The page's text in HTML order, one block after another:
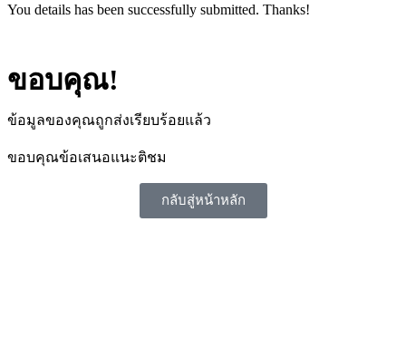
You details has been successfully submitted. Thanks!
ขอบคุณ!
ข้อมูลของคุณถูกส่งเรียบร้อยแล้ว
ขอบคุณข้อเสนอแนะติชม
กลับสู่หน้าหลัก